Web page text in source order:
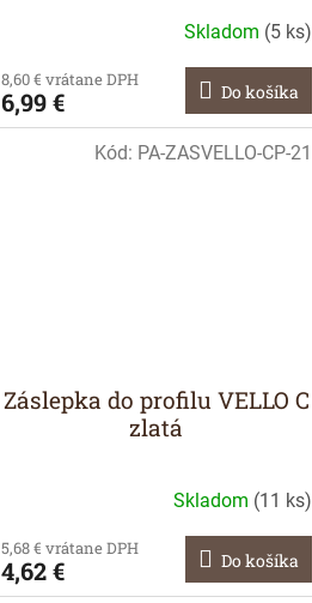
Skladom (5 ks)
8,60 € vrátane DPH
6,99 € Do košíka
Záslepka do profilu VELLO C
zlatá
Skladom (11 ks)
5,68 € vrátane DPH
4,62 € Do košíka
Kód: PA-ZASVELLO-CP-21